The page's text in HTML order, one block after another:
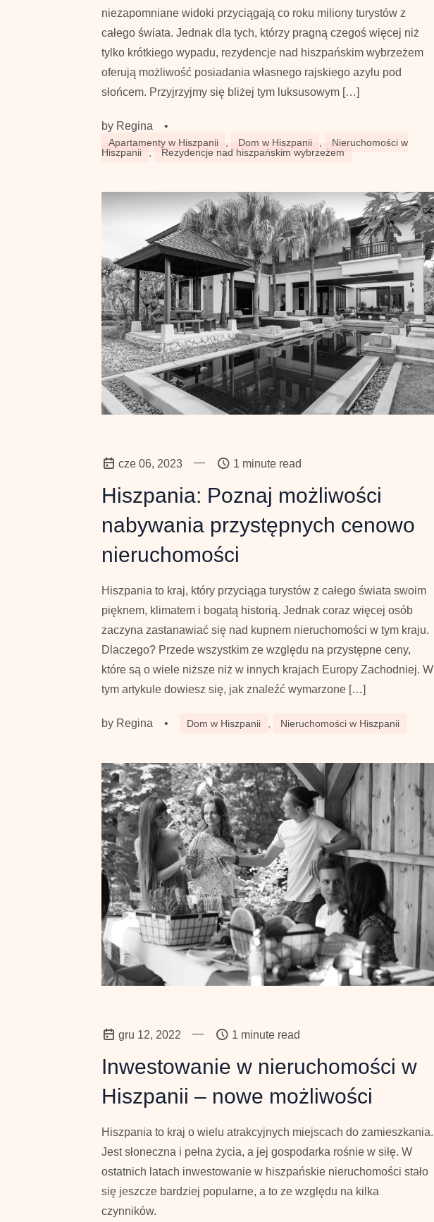
niezapomniane widoki przyciągają co roku miliony turystów z
całego świata. Jednak dla tych, którzy pragną czegoś więcej niż
tylko krótkiego wypadu, rezydencje nad hiszpańskim wybrzeżem
oferują możliwość posiadania własnego rajskiego azylu pod
słońcem. Przyjrzyjmy się bliżej tym luksusowym […]
by Regina •
Apartamenty w Hiszpanii , Dom w Hiszpanii ,
Nieruchomości w
Hiszpanii
, Rezydencje nad hiszpańskim wybrzeżem
cze 06, 2023 — 1 minute read
Hiszpania: Poznaj możliwości
nabywania przystępnych cenowo
nieruchomości
Hiszpania to kraj, który przyciąga turystów z całego świata swoim
pięknem, klimatem i bogatą historią. Jednak coraz więcej osób
zaczyna zastanawiać się nad kupnem nieruchomości w tym kraju.
Dlaczego? Przede wszystkim ze względu na przystępne ceny,
które są o wiele niższe niż w innych krajach Europy Zachodniej. W
tym artykule dowiesz się, jak znaleźć wymarzone […]
by Regina • Dom w Hiszpanii Nieruchomości w Hiszpanii
gru 12, 2022 — 1 minute read
Inwestowanie w nieruchomości w
Hiszpanii – nowe możliwości
Hiszpania to kraj o wielu atrakcyjnych miejscach do zamieszkania.
Jest słoneczna i pełna życia, a jej gospodarka rośnie w siłę. W
ostatnich latach inwestowanie w hiszpańskie nieruchomości stało
się jeszcze bardziej popularne, a to ze względu na kilka
czynników.